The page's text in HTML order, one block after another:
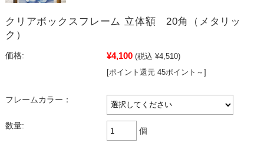
クリアボックスフレーム 立体額 20角（メタリッ
ク）
価格: ¥4,100 (税込 ¥4,510)
[ポイント還元 45ポイント～]
フレームカラー：
数量:
個